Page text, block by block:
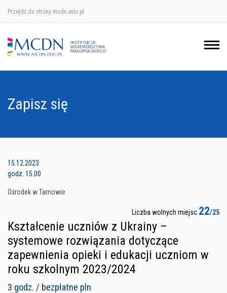
Przejdź do strony mcdn.edu.pl
Zapisz się
15.12.2023
godz. 15.00
Ośrodek w Tarnowie
Liczba wolnych miejsc 22/25
Kształcenie uczniów z Ukrainy –
systemowe rozwiązania dotyczące
zapewnienia opieki i edukacji uczniom w
roku szkolnym 2023/2024
3 godz. / bezpłatne pln
Ośrodek w Krakowie
Ośrodek w Nowym Sączu
Ośrodek w Tarnowie